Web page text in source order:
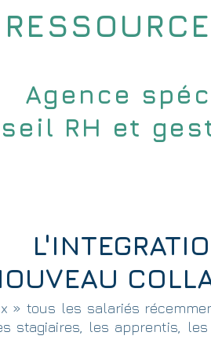
Agence
RH et
» tous les salariés
stagiaires, les apprentis,